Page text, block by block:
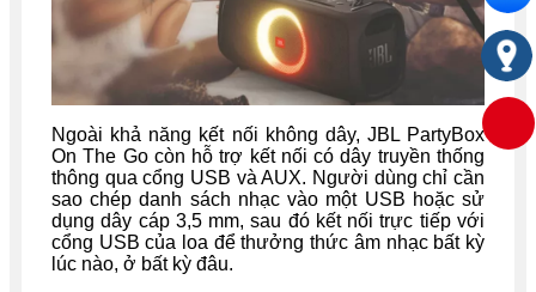
Ngoài khả năng kết nối không dây, JBL PartyBox
On The Go còn hỗ trợ kết nối có dây truyền thống
thông qua cổng USB và AUX. Người dùng chỉ cần
sao chép danh sách nhạc vào một USB hoặc sử
dụng dây cáp 3,5 mm, sau đó kết nối trực tiếp với
cổng USB của loa để thưởng thức âm nhạc bất kỳ
lúc nào, ở bất kỳ đâu.